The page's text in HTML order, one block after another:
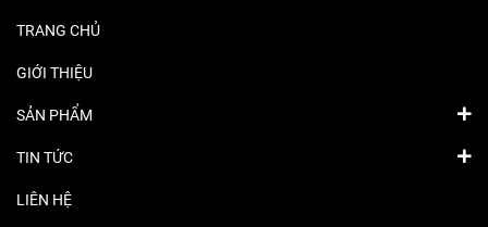
TRANG CHỦ
GIỚI THIỆU
SẢN PHẨM
TIN TỨC
LIÊN HỆ